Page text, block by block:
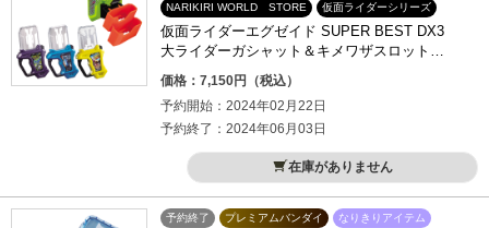
NARIKIRI WORLD STORE
仮面ライダーシリーズ
仮面ライダーエグゼイド SUPER BEST DX3
大ライダーガシャット＆キメワザスロットホ
ルダーセット
価格：7,150円（税込）
予約開始：2024年02月22日
予約終了：2024年06月03日
在庫がありません
予約終了 プレミアムバンダイ
なりきりアイテム